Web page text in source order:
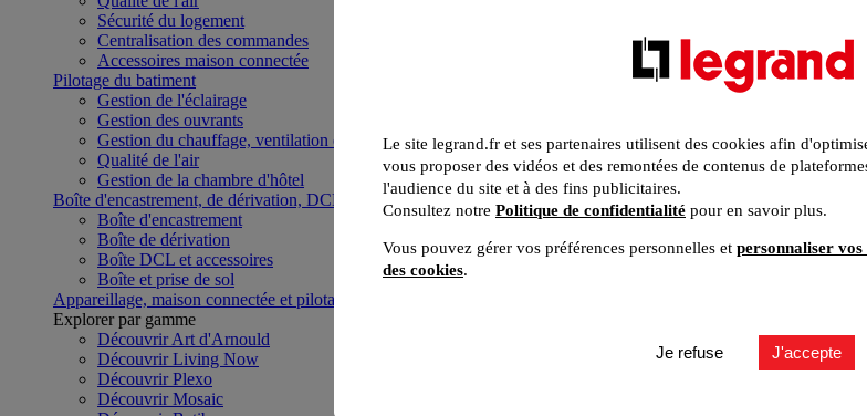
Sécurité du logement
Centralisation des commandes
Accessoires maison connectée
Pilotage du batiment
Gestion de l'éclairage
Gestion des ouvrants
Gestion du chauffage, ventilation et climatisation
Qualité de l'air
Gestion de la chambre d'hôtel
Boîte d'encastrement, de dérivation, DCL et boîte de sol
Boîte d'encastrement
Boîte de dérivation
Boîte DCL et accessoires
Boîte et prise de sol
Appareillage, maison connectée et pilotage du bâtiment
Explorer par gamme
Découvrir Art d'Arnould
Découvrir Living Now
Découvrir Plexo
Découvrir Mosaic
Le site legrand.fr et ses partenaires utilisent des cookies afin
vous proposer des vidéos et des remontées de contenus de
l'audience du site et à des fins publicitaires.
Consultez notre Politique de confidentialité pour en savoir plus.
Vous pouvez gérer vos préférences personnelles et personnaliser
des cookies.
Je refuse J'accepte